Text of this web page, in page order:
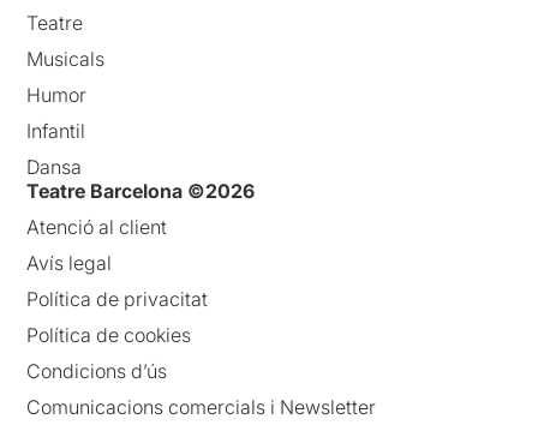
Teatre
Musicals
Humor
Infantil
Dansa
Teatre Barcelona ©2026
Atenció al client
Avís legal
Política de privacitat
Política de cookies
Condicions d’ús
Comunicacions comercials i Newsletter